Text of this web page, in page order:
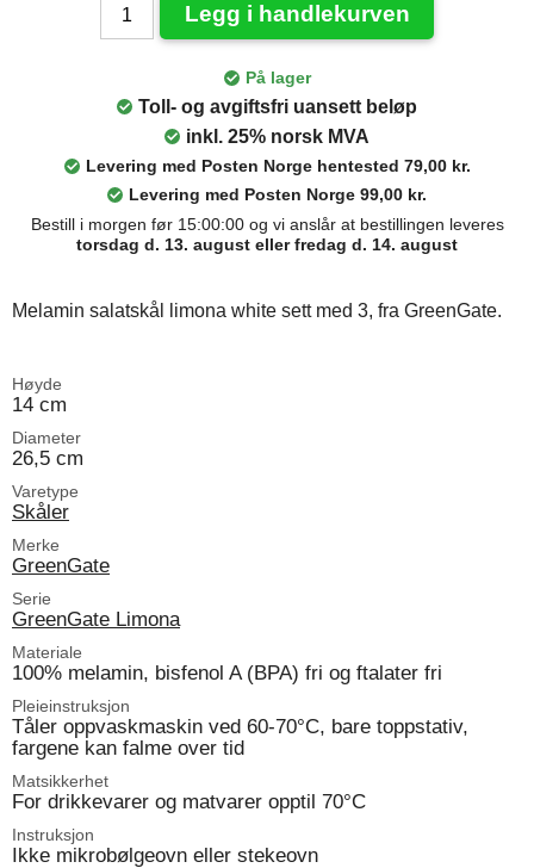
Legg i handlekurven
På lager
Toll- og avgiftsfri uansett beløp
inkl. 25% norsk MVA
Levering med Posten Norge hentested 79,00 kr.
Levering med Posten Norge 99,00 kr.
Bestill i morgen før 15:00:00 og vi anslår at bestillingen leveres
torsdag d. 13. august eller fredag d. 14. august
Melamin salatskål limona white sett med 3, fra GreenGate.
Høyde
14 cm
Diameter
26,5 cm
Varetype
Skåler
Merke
GreenGate
Serie
GreenGate Limona
Materiale
100% melamin, bisfenol A (BPA) fri og ftalater fri
Pleieinstruksjon
Tåler oppvaskmaskin ved 60-70°C, bare toppstativ,
fargene kan falme over tid
Matsikkerhet
For drikkevarer og matvarer opptil 70°C
Instruksjon
Ikke mikrobølgeovn eller stekeovn